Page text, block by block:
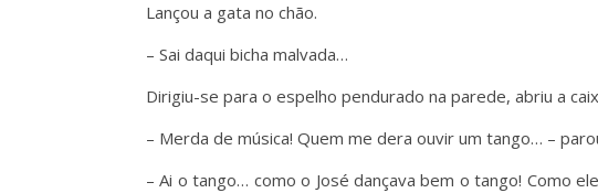
Lançou a gata no chão.
– Sai daqui bicha malvada…
Dirigiu-se para o espelho pendurado na parede, abriu a
– Merda de música! Quem me dera ouvir um tango… –
– Ai o tango… como o José dançava bem o tango! Como